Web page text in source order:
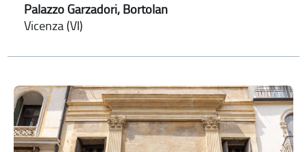
Palazzo Garzadori, Bortolan
Vicenza (VI)